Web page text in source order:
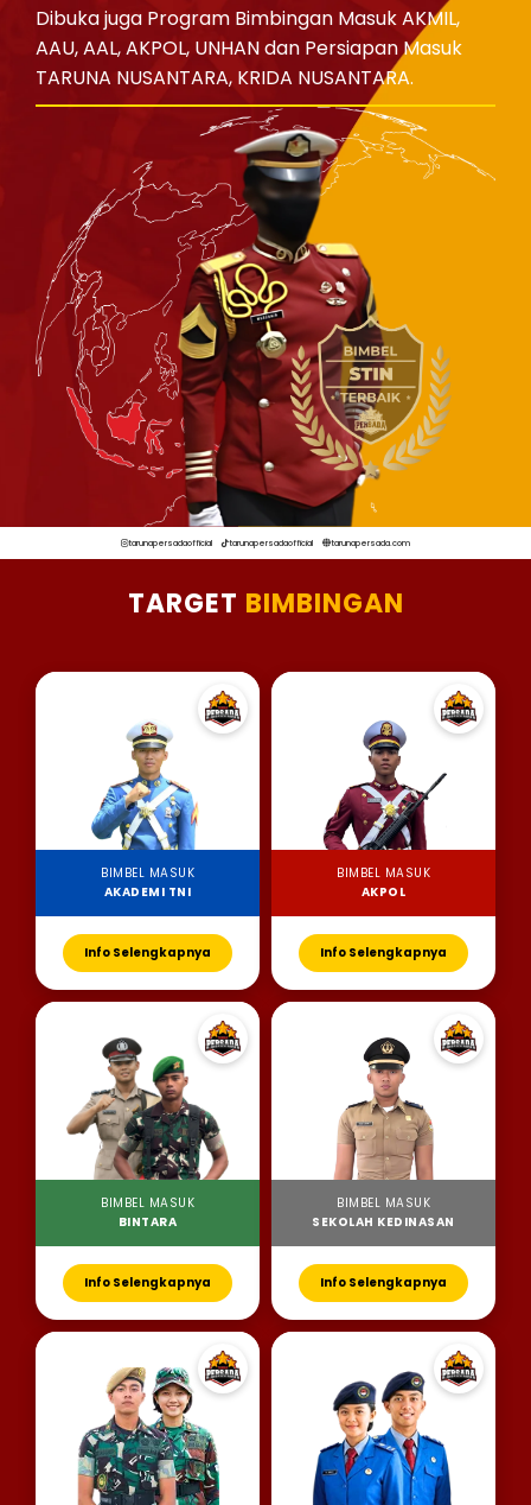
Dibuka juga Program Bimbingan Masuk AKMIL,
AAU, AAL, AKPOL, UNHAN dan Persiapan Masuk
TARUNA NUSANTARA, KRIDA NUSANTARA.
tarunapersadaofficial tarunapersadaofficial tarunapersada.com
TARGET BIMBINGAN
BIMBEL MASUK
AKADEMI TNI
Info Selengkapnya
BIMBEL MASUK
AKPOL
Info Selengkapnya
BIMBEL MASUK
BINTARA
Info Selengkapnya
BIMBEL MASUK
SEKOLAH KEDINASAN
Info Selengkapnya